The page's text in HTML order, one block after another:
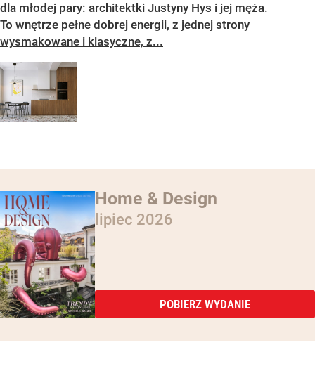
dla młodej pary: architektki Justyny Hys i jej męża.
To wnętrze pełne dobrej energii, z jednej strony
wysmakowane i klasyczne, z...
Home & Design
lipiec 2026
POBIERZ WYDANIE